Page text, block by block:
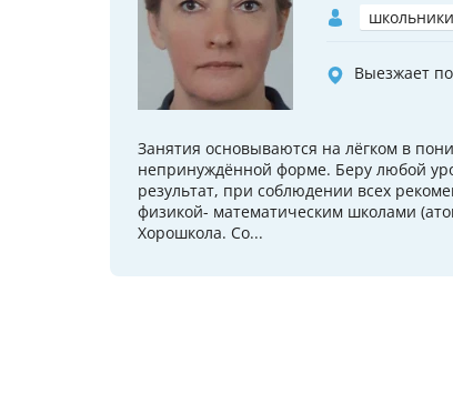
Выезжает
Занятия основываются на лёгком в
непринуждённой форме. Беру любой
результат, при соблюдении всех
физикой- математическим школами
Хорошкола. Со...